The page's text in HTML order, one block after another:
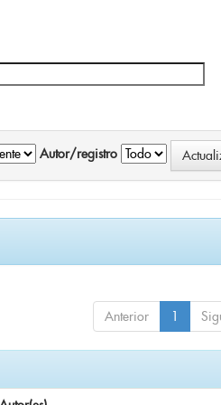
Autor/registro
Anterior 1